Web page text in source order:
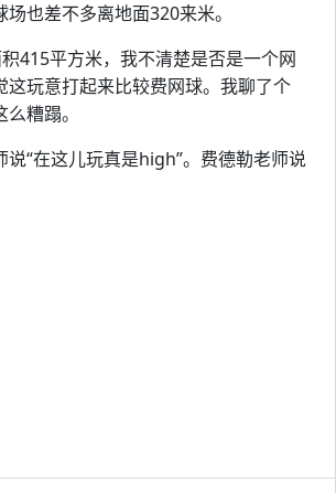
也差不多离地面320来米。
415平方米，我不清楚是否是一个网
这玩意打起来比较费网球。我聊了个
糟蹋。
说“在这儿玩真是high”。费德勒老师说